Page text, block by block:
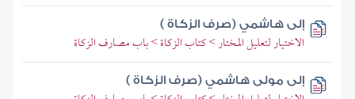
إلى هاشمي (صرف الزكاة )
الاختيار لتعليل المختار > كتاب الزكاة > باب مصارف الزكاة
إلى مولى هاشمي (صرف الزكاة )